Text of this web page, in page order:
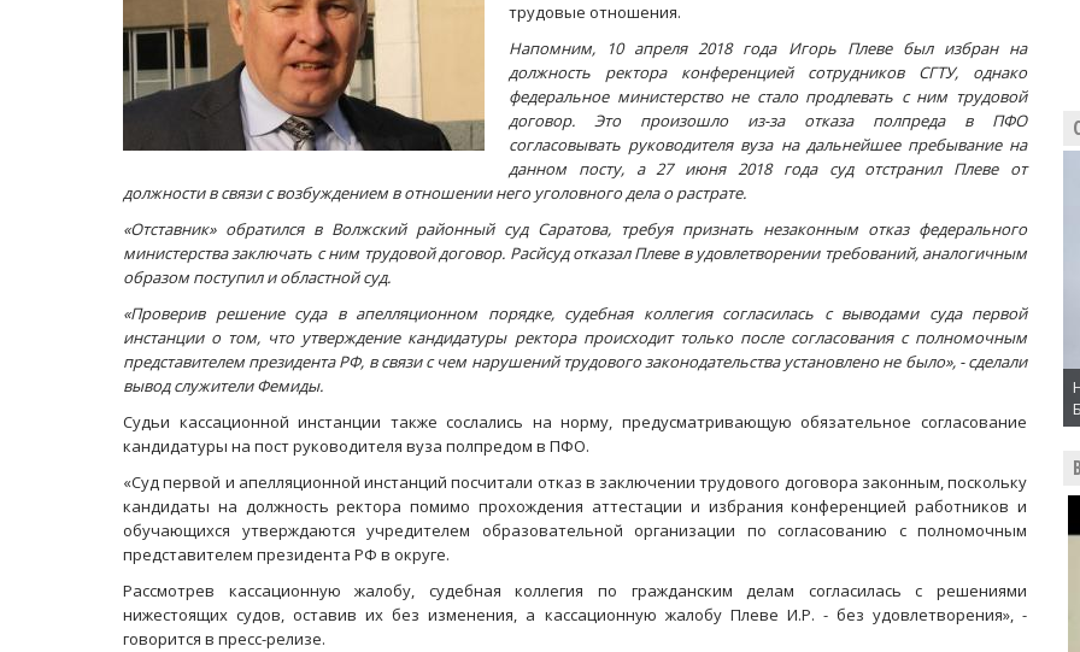
трудовые отношения.
Напомним, 10 апреля 2018 года Игорь Плеве был избран на
должность ректора конференцией сотрудников СГТУ, однако
федеральное министерство не стало продлевать с ним трудовой
договор. Это произошло из-за отказа полпреда в ПФО
согласовывать руководителя вуза на дальнейшее пребывание на
данном посту, а 27 июня 2018 года суд отстранил Плеве от
должности в связи с возбуждением в отношении него уголовного дела о растрате.
«Отставник» обратился в Волжский районный суд Саратова, требуя признать незаконным отказ федерального
министерства заключать с ним трудовой договор. Расйсуд отказал Плеве в удовлетворении требований, аналогичным
образом поступил и областной суд.
«Проверив решение суда в апелляционном порядке, судебная коллегия согласилась с выводами суда первой
инстанции о том, что утверждение кандидатуры ректора происходит только после согласования с полномочным
представителем президента РФ, в связи с чем нарушений трудового законодательства установлено не было», - сделали
вывод служители Фемиды.
Судьи кассационной инстанции также сослались на норму, предусматривающую обязательное согласование
кандидатуры на пост руководителя вуза полпредом в ПФО.
«Суд первой и апелляционной инстанций посчитали отказ в заключении трудового договора законным, поскольку
кандидаты на должность ректора помимо прохождения аттестации и избрания конференцией работников и
обучающихся утверждаются учредителем образовательной организации по согласованию с полномочным
представителем президента РФ в округе.
Рассмотрев кассационную жалобу, судебная коллегия по гражданским делам согласилась с решениями
нижестоящих судов, оставив их без изменения, а кассационную жалобу Плеве И.Р. - без удовлетворения», -
говорится в пресс-релизе.